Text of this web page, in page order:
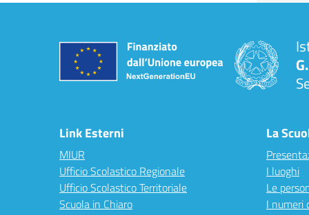
Link Esterni
MIUR
Ufficio Scolastico Regionale
Ufficio Scolastico Territoriale
Scuola in Chiaro
La
I luoghi
Le
I numeri